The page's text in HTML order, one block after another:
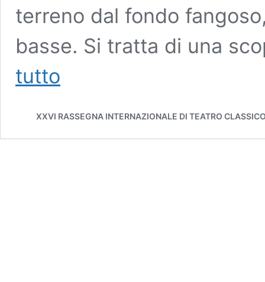
terreno dal fondo
basse. Si tratta di una
tutto
XXVI RASSEGNA INTERNAZIONALE DI TEATRO